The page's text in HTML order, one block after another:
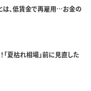
は、低賃金で再雇用…お金の
夏枯れ相場」前に見直した